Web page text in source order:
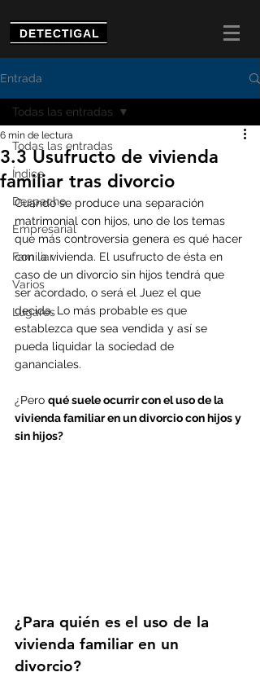
Entrada
Todas las entradas
Índice
Despacho
Empresarial
Familiar
Varios
Lugares
Todas las entradas
3.3 Usufructo de vivienda
familiar tras divorcio
6 min de lectura
Cuando se produce una separación
matrimonial con hijos, uno de los temas
que más controversia genera es qué hacer
con la vivienda. El usufructo de ésta en
caso de un divorcio sin hijos tendrá que
ser acordado, o será el Juez el que
decida. Lo más probable es que
establezca que sea vendida y así se
pueda liquidar la sociedad de
gananciales.
¿Pero qué suele ocurrir con el uso de la
vivienda familiar en un divorcio con hijos y
sin hijos?
¿Para quién es el uso de la
vivienda familiar en un
divorcio?